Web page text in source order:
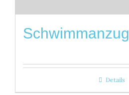
Schwimmanzug
Details